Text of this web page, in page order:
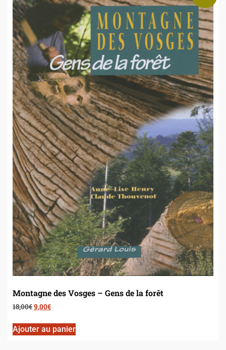
Montagne des Vosges – Gens de la forêt
18,00€9,00€
Ajouter au panier